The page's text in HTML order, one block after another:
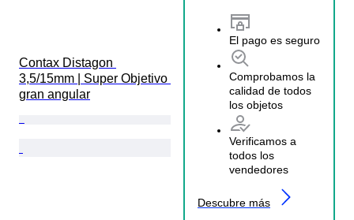
El pago es seguro
Comprobamos la
calidad de todos
los objetos
Verificamos a
todos los
vendedores
Descubre más
Contax Distagon
3,5/15mm | Super Objetivo
gran angular